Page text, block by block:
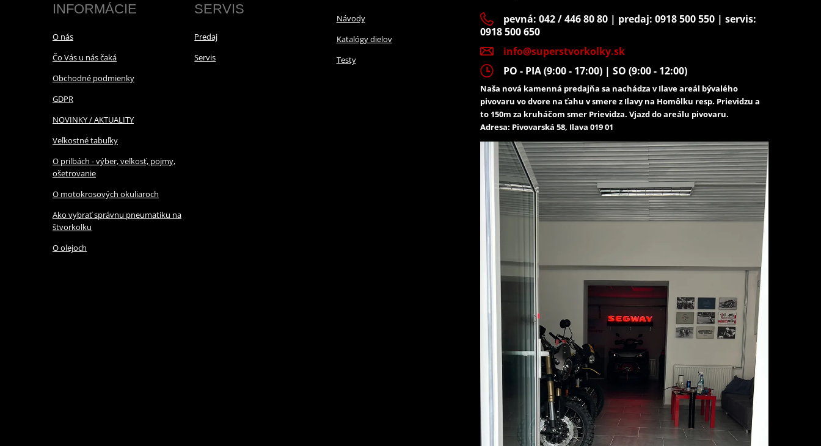
INFORMÁCIE
O nás
Čo Vás u nás čaká
Obchodné podmienky
GDPR
NOVINKY / AKTUALITY
Veľkostné tabuľky
O prilbách - výber, veľkosť, pojmy,
ošetrovanie
O motokrosových okuliaroch
Ako vybrať správnu pneumatiku na
štvorkolku
O olejoch
SERVIS
Predaj
Servis
Návody
Katalógy dielov
Testy
pevná: 042 / 446 80 80 | predaj: 0918 500 550 | servis:
0918 500 650
info@superstvorkolky.sk
PO - PIA (9:00 - 17:00) | SO (9:00 - 12:00)
Naša nová kamenná predajňa sa nachádza v Ilave areál bývalého
pivovaru vo dvore na ťahu v smere z Ilavy na Homôlku resp. Prievidzu a
to 150m za kruháčom smer Prievidza. Vjazd do areálu pivovaru.
Adresa: Pivovarská 58, Ilava 019 01